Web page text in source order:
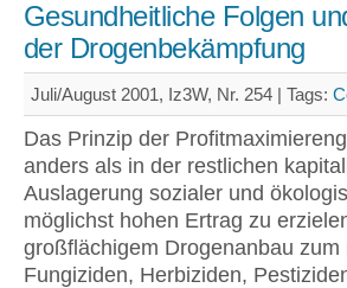
Gesundheitliche Folgen
der Drogenbekämpfung
Juli/August 2001, Iz3W, Nr. 254 | Tags:
Das Prinzip der
anders als in der restlichen
Auslagerung sozialer und
möglichst hohen Ertrag zu
großflächigem Drogenanbau
Fungiziden, Herbiziden,